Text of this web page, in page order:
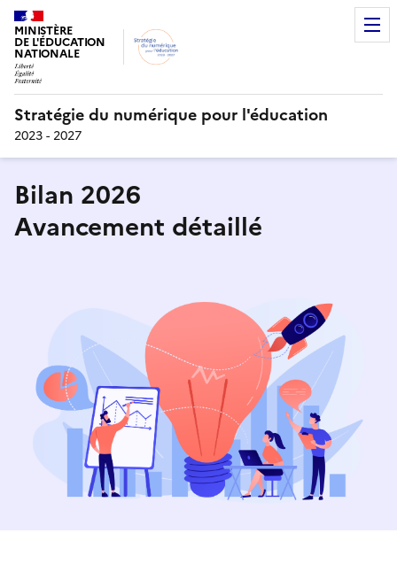
MINISTÈRE
DE L'ÉDUCATION
NATIONALE
Stratégie du numérique pour l'éducation
2023 - 2027
Bilan 2026
Avancement détaillé